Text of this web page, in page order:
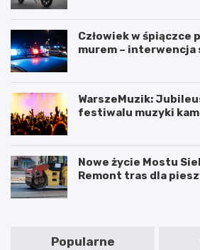
Człowiek w śpiączce
murem – interwencja
WarszeMuzik:
festiwalu muzyki
Nowe życie Mostu
Remont tras dla
Popularne